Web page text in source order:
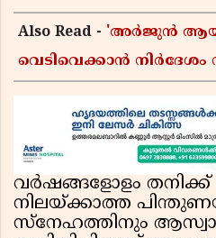
Also Read - 'അർജുൻ
വെടിവെക്കാൻ നിർദേശം
ചെന്നിത്തല
വർഷങ്ങളോളം
നിലയ്ക്കാത്ത
സ്നേഹത്തിനും